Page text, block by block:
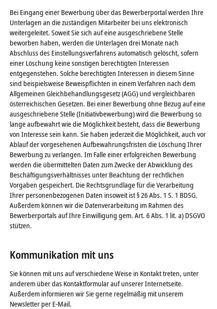
Bei Eingang einer Bewerbung über das Bewerberportal werden Ihre
Unterlagen an die zuständigen Mitarbeiter bei uns elektronisch
weitergeleitet. Soweit Sie sich auf eine ausgeschriebene Stelle
beworben haben, werden die Unterlagen drei Monate nach
Abschluss des Einstellungsverfahrens automatisch gelöscht, sofern
einer Löschung keine sonstigen berechtigten Interessen
entgegenstehen. Solche berechtigten Interessen in diesem Sinne
sind beispielsweise Beweispflichten in einem Verfahren nach dem
Allgemeinen Gleichbehandlungsgesetz (AGG) und vergleichbaren
österreichischen Gesetzen. Bei einer Bewerbung ohne Bezug auf eine
ausgeschriebene Stelle (Initiativbewerbung) wird die Bewerbung so
lange aufbewahrt wie die Möglichkeit besteht, dass die Bewerbung
von Interesse sein kann. Sie haben jederzeit die Möglichkeit, auch vor
Ablauf der vorgesehenen Aufbewahrungsfristen die Löschung Ihrer
Bewerbung zu verlangen. Im Falle einer erfolgreichen Bewerbung
werden die übermittelten Daten zum Zwecke der Abwicklung des
Beschäftigungsverhältnisses unter Beachtung der rechtlichen
Vorgaben gespeichert. Die Rechtsgrundlage für die Verarbeitung
Ihrer personenbezogenen Daten insoweit ist § 26 Abs. 1 S. 1 BDSG.
Außerdem können wir die Datenverarbeitung im Rahmen des
Bewerberportals auf Ihre Einwilligung gem. Art. 6 Abs. 1 lit. a) DSGVO
stützen.
Kommunikation mit uns
Sie können mit uns auf verschiedene Weise in Kontakt treten, unter
anderem über das Kontaktformular auf unserer Internetseite.
Außerdem informieren wir Sie gerne regelmäßig mit unserem
Newsletter per E-Mail.